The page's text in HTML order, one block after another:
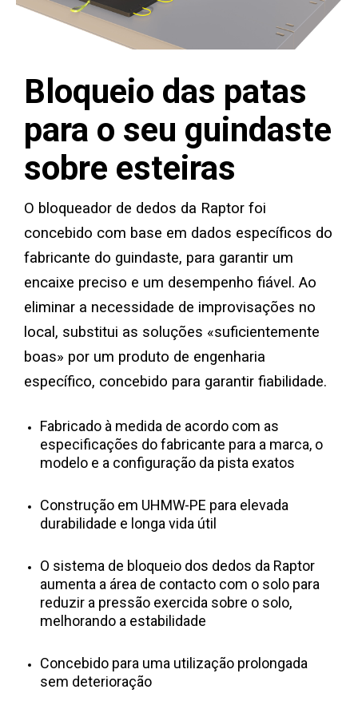
Almofadas magnéticas para estabilizadores
Sapato para guindaste
Equipamento de teste personalizado
Suportes modulares e suportes de elevação
Suporte para almofadas de estabilizadores
Tabela de dimensões de bases para gruas e
Galeria
Perguntas frequentes
Informações sobre patentes
Sobre
Bloqueio das patas
para o seu guindaste
sobre esteiras
O bloqueador de dedos da Raptor foi
concebido com base em dados específicos do
fabricante do guindaste, para garantir um
encaixe preciso e um desempenho fiável. Ao
eliminar a necessidade de improvisações no
local, substitui as soluções «suficientemente
boas» por um produto de engenharia
específico, concebido para garantir fiabilidade.
Fabricado à medida de acordo com as
especificações do fabricante para a marca, o
modelo e a configuração da pista exatos
Construção em UHMW-PE para elevada
durabilidade e longa vida útil
O sistema de bloqueio dos dedos da Raptor
aumenta a área de contacto com o solo para
reduzir a pressão exercida sobre o solo,
melhorando a estabilidade
Concebido para uma utilização prolongada
sem deterioração